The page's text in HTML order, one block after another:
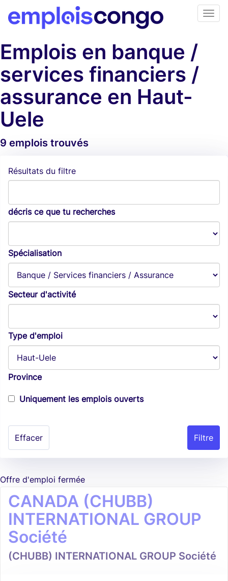
Emplois en banque /
services financiers /
assurance en Haut-
Uele
9 emplois trouvés
Résultats du filtre
décris ce que tu recherches
Spécialisation
Secteur d'activité
Type d'emploi
Province
Uniquement les emplois ouverts
Effacer
Offre d'emploi fermée
CANADA (CHUBB)
INTERNATIONAL GROUP
Société
(CHUBB) INTERNATIONAL GROUP Société